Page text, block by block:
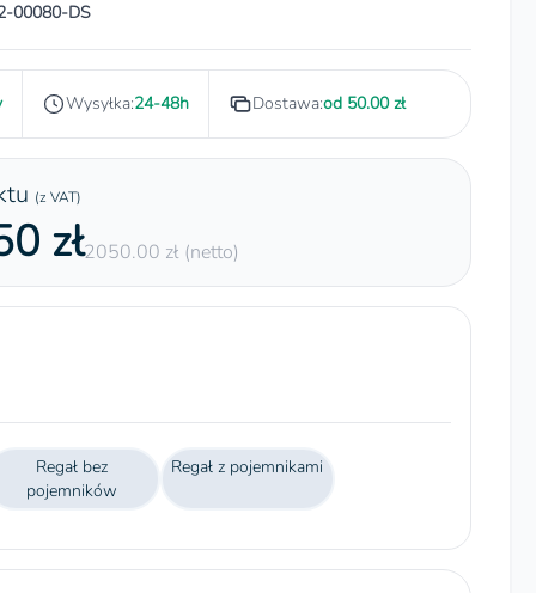
00080-DS
Wysyłka:24-48h Dostawa:od 50.00 zł
(z VAT)
zł2050.00 zł (netto)
Regał bez
pojemników
Regał z pojemnikami